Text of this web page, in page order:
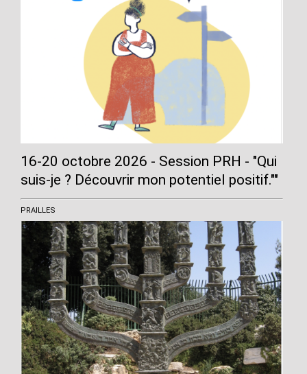
16-20 octobre 2026 - Session PRH - "Qui
suis-je ? Découvrir mon potentiel positif.""
PRAILLES